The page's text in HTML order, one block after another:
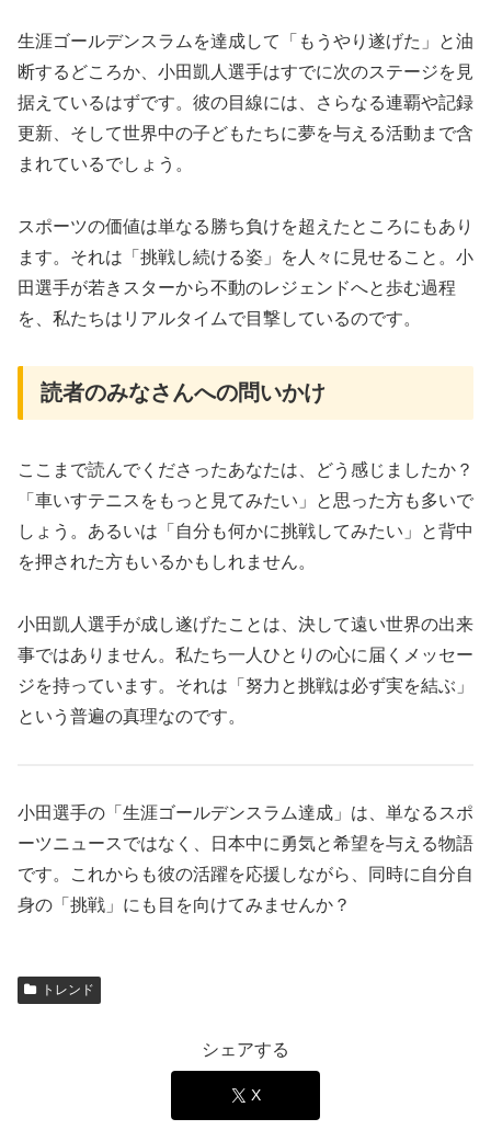
生涯ゴールデンスラムを達成して「もうやり遂げた」と油
断するどころか、小田凱人選手はすでに次のステージを見
据えているはずです。彼の目線には、さらなる連覇や記録
更新、そして世界中の子どもたちに夢を与える活動まで含
まれているでしょう。
スポーツの価値は単なる勝ち負けを超えたところにもあり
ます。それは「挑戦し続ける姿」を人々に見せること。小
田選手が若きスターから不動のレジェンドへと歩む過程
を、私たちはリアルタイムで目撃しているのです。
読者のみなさんへの問いかけ
ここまで読んでくださったあなたは、どう感じましたか？
「車いすテニスをもっと見てみたい」と思った方も多いで
しょう。あるいは「自分も何かに挑戦してみたい」と背中
を押された方もいるかもしれません。
小田凱人選手が成し遂げたことは、決して遠い世界の出来
事ではありません。私たち一人ひとりの心に届くメッセー
ジを持っています。それは「努力と挑戦は必ず実を結ぶ」
という普遍の真理なのです。
小田選手の「生涯ゴールデンスラム達成」は、単なるスポ
ーツニュースではなく、日本中に勇気と希望を与える物語
です。これからも彼の活躍を応援しながら、同時に自分自
身の「挑戦」にも目を向けてみませんか？
トレンド
シェアする
X